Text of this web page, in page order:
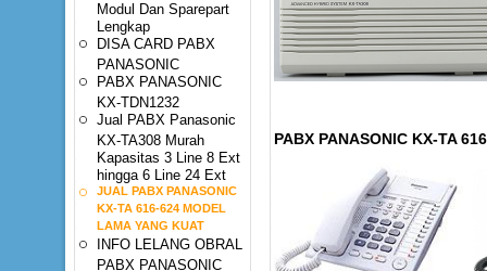
Modul Dan Sparepart
Lengkap
DISA CARD PABX
PANASONIC
PABX PANASONIC
KX-TDN1232
Jual PABX Panasonic
KX-TA308 Murah
Kapasitas 3 Line 8 Ext
hingga 6 Line 24 Ext
JUAL PABX PANASONIC
KX-TA 616-624 MODEL
LAMA YANG KUAT
INFO LELANG OBRAL
PABX PANASONIC
PABX PANASONIC KX-TA